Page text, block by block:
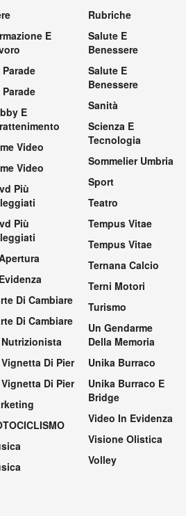
E
Parade
Parade
E
Video
Video
Più
Più
Di Cambiare
Di Cambiare
Di Pier
Di Pier
Rubriche
Salute E
Benessere
Salute E
Benessere
Sanità
Scienza E
Tecnologia
Sommelier Umbria
Sport
Teatro
Tempus Vitae
Tempus Vitae
Ternana Calcio
Terni Motori
Turismo
Un Gendarme
Della Memoria
Unika Burraco
Unika Burraco E
Bridge
Video In Evidenza
Visione Olistica
Volley